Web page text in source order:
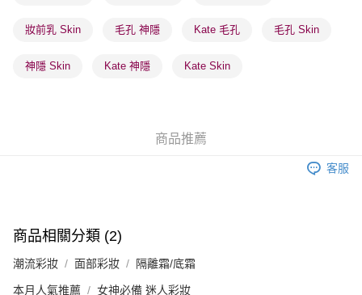
每筆HK$65.00，滿HK$300.00或以上免運費
(香港門市) 只顯示可選門市。確認發貨後2-5個工作天到店，3天內
(澳門門市) 只顯示可選門市。確認發貨後2-5個工作天到店，3天內
妝前乳 Skin 毛孔 神隱 Kate 毛孔 毛孔 Skin
神隱 Skin Kate 神隱 Kate Skin
商品推薦
客服
商品相關分類 (2)
潮流彩妝 面部彩妝 隔離霜/底霜
本月人氣推薦 女神必備 迷人彩妝